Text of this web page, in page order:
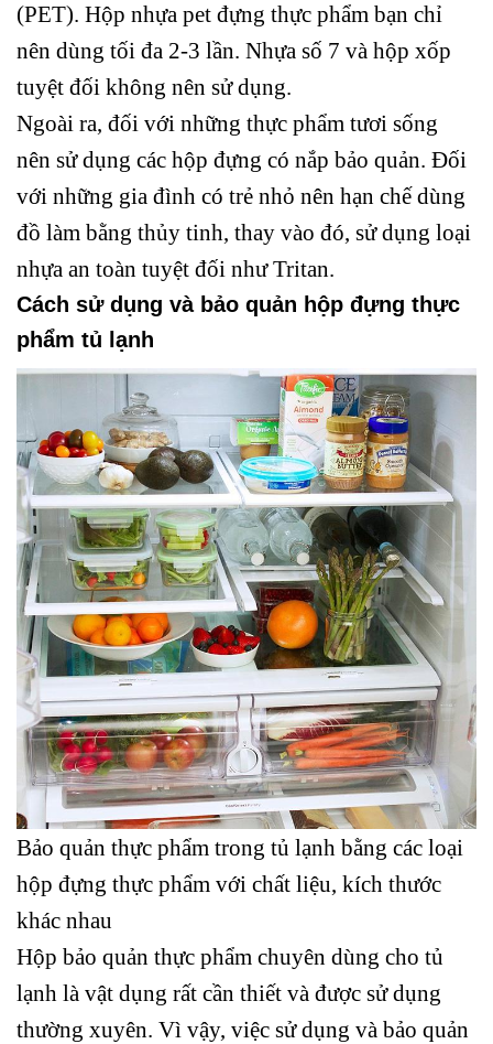
(PET). Hộp nhựa pet đựng thực phẩm bạn chỉ
nên dùng tối đa 2-3 lần. Nhựa số 7 và hộp xốp
tuyệt đối không nên sử dụng.
Ngoài ra, đối với những thực phẩm tươi sống
nên sử dụng các hộp đựng có nắp bảo quản. Đối
với những gia đình có trẻ nhỏ nên hạn chế dùng
đồ làm bằng thủy tinh, thay vào đó, sử dụng loại
nhựa an toàn tuyệt đối như Tritan.
Cách sử dụng và bảo quản hộp đựng thực
phẩm tủ lạnh
Bảo quản thực phẩm trong tủ lạnh bằng các loại
hộp đựng thực phẩm với chất liệu, kích thước
khác nhau
Hộp bảo quản thực phẩm chuyên dùng cho tủ
lạnh là vật dụng rất cần thiết và được sử dụng
thường xuyên. Vì vậy, việc sử dụng và bảo quản